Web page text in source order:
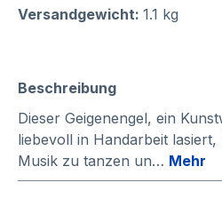
Versandgewicht: 1.1 kg
Beschreibung
Dieser Geigenengel, ein
liebevoll in Handarbeit lasiert,
Musik zu tanzen un… Mehr